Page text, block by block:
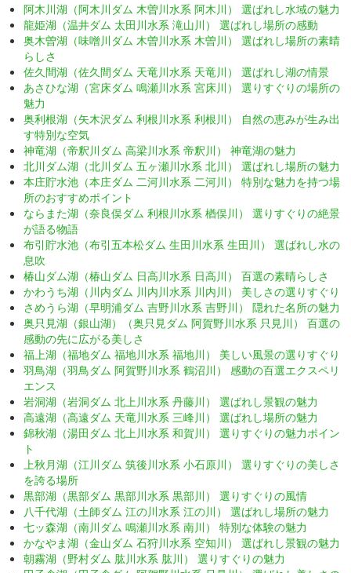
阿木川湖（阿木川ダム 木曽川水系 阿木川） 選ばれし水域の魅力
龍姫湖（温井ダム 太田川水系 滝山川） 選ばれし場所の感動
奥木曽湖（味噌川ダム 木曽川水系 木曽川） 選ばれし場所の素晴
らしさ
佐久間湖（佐久間ダム 天竜川水系 天竜川） 選ばれし湖の情景
あさひな湖（宮床ダム 鳴瀬川水系 宮床川） 選りすぐりの場所の
魅力
奥利根湖（矢木沢ダム 利根川水系 利根川） 自然の恵みが生み出
す特別な空気
神竜湖（帝釈川ダム 高梁川水系 帝釈川） 神竜湖の魅力
北川ダム湖（北川ダム 五ヶ瀬川水系 北川） 選ばれし場所の魅力
本庄貯水池（本庄ダム 二河川水系 二河川） 特別な魅力を持つ場
所のおすすめポイント
ならまた湖（奈良俣ダム 利根川水系 楢俣川） 選りすぐりの絶景
が語る物語
布引貯水池（布引五本松ダム 生田川水系 生田川） 選ばれし水の
息吹
椿山ダム湖（椿山ダム 日高川水系 日高川） 百選の素晴らしさ
かわうち湖（川内ダム 川内川水系 川内川） 美しさの選りすぐり
さめうら湖（早明浦ダム 吉野川水系 吉野川） 隠れた名所の魅力
奥只見湖（銀山湖）（奥只見ダム 阿賀野川水系 只見川） 百選の
感動の先に広がる美しさ
福上湖（福地ダム 福地川水系 福地川） 美しい風景の選りすぐり
羽鳥湖（羽鳥ダム 阿賀野川水系 鶴沼川） 感動の百選エクスペリ
エンス
岩洞湖（岩洞ダム 北上川水系 丹藤川） 選ばれし景観の魅力
高遠湖（高遠ダム 天竜川水系 三峰川） 選ばれし場所の魅力
錦秋湖（湯田ダム 北上川水系 和賀川） 選りすぐりの魅力ポイン
ト
上秋月湖（江川ダム 筑後川水系 小石原川） 選りすぐりの美しさ
を誇る場所
黒部湖（黒部ダム 黒部川水系 黒部川） 選りすぐりの風情
八千代湖（土師ダム 江の川水系 江の川） 選ばれし場所の魅力
七ッ森湖（南川ダム 鳴瀬川水系 南川） 特別な体験の魅力
かなやま湖（金山ダム 石狩川水系 空知川） 選ばれし景観の魅力
朝霧湖（野村ダム 肱川水系 肱川） 選りすぐりの魅力